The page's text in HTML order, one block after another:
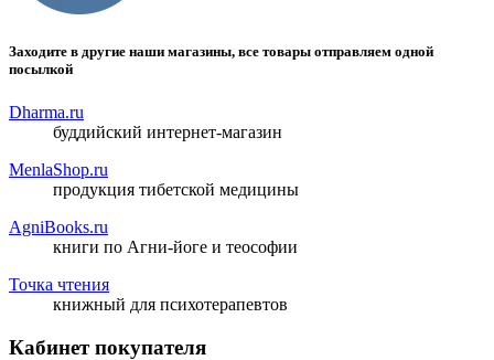
Заходите в другие наши магазины, все товары отправляем одной
посылкой
Dharma.ru
буддийский интернет-магазин
MenlaShop.ru
продукция тибетской медицины
AgniBooks.ru
книги по Агни-йоге и теософии
Точка чтения
книжный для психотерапевтов
Кабинет покупателя